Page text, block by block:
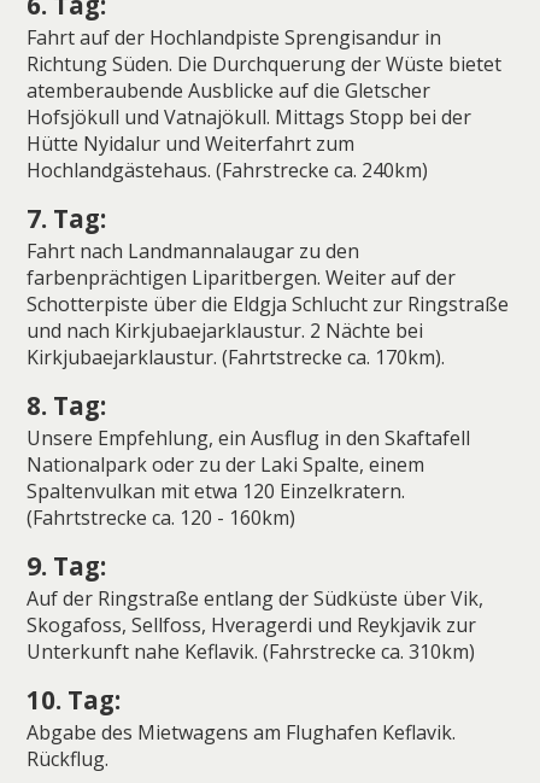
Fahrt auf der Hochlandpiste Sprengisandur in
Richtung Süden. Die Durchquerung der Wüste bietet
atemberaubende Ausblicke auf die Gletscher
Hofsjökull und Vatnajökull. Mittags Stopp bei der
Hütte Nyidalur und Weiterfahrt zum
Hochlandgästehaus. (Fahrstrecke ca. 240km)
7. Tag:
Fahrt nach Landmannalaugar zu den
farbenprächtigen Liparitbergen. Weiter auf der
Schotterpiste über die Eldgja Schlucht zur Ringstraße
und nach Kirkjubaejarklaustur. 2 Nächte bei
Kirkjubaejarklaustur. (Fahrtstrecke ca. 170km).
8. Tag:
Unsere Empfehlung, ein Ausflug in den Skaftafell
Nationalpark oder zu der Laki Spalte, einem
Spaltenvulkan mit etwa 120 Einzelkratern.
(Fahrtstrecke ca. 120 - 160km)
9. Tag:
Auf der Ringstraße entlang der Südküste über Vik,
Skogafoss, Sellfoss, Hveragerdi und Reykjavik zur
Unterkunft nahe Keflavik. (Fahrstrecke ca. 310km)
10. Tag:
Abgabe des Mietwagens am Flughafen Keflavik.
Rückflug.